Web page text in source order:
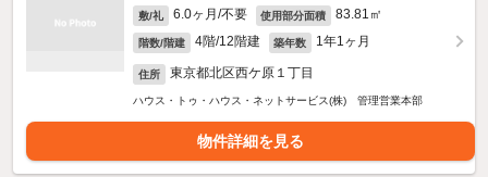
敷/礼 6.0ヶ月/不要 使用部分面積 83.81㎡
階数/階建 4階/12階建 築年数 1年1ヶ月
住所 東京都北区西ケ原１丁目
ハウス・トゥ・ハウス・ネットサービス(株) 管理営業本部
物件詳細を見る